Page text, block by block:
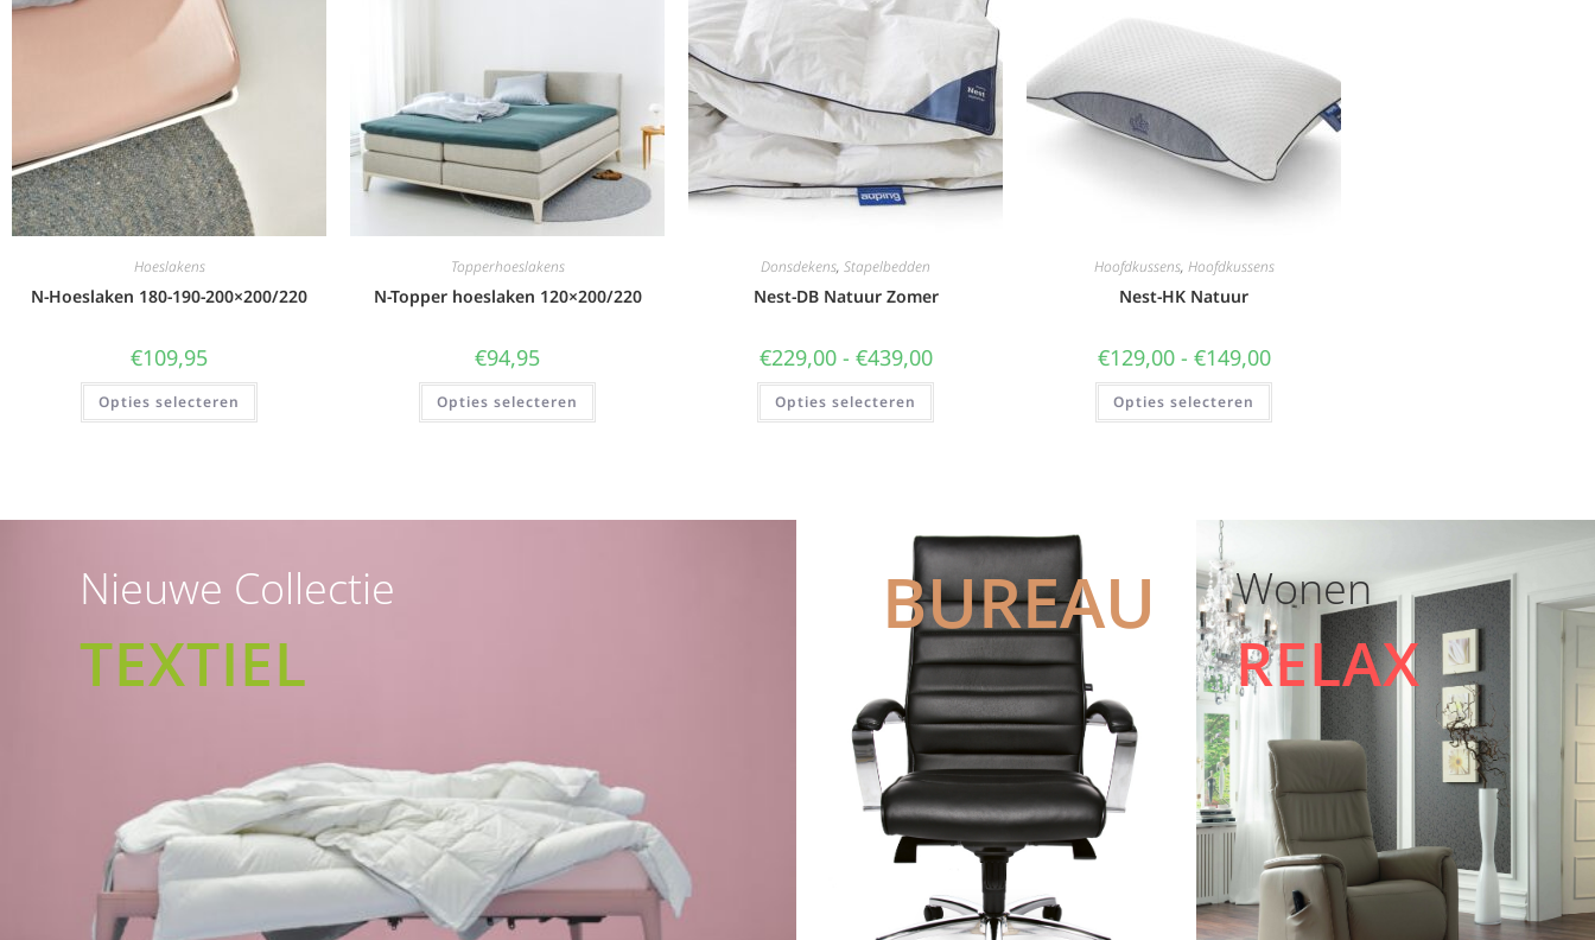
Hoeslakens
N-Hoeslaken 180-190-200×200/220
€109,95
Opties selecteren
Topperhoeslakens
N-Topper hoeslaken 120×200/220
€94,95
Opties selecteren
Donsdekens, Stapelbedden
Nest-DB Natuur Zomer
€229,00 - €439,00
Opties selecteren
Hoofdkussens, Hoofdkussens
Nest-HK Natuur
€129,00 - €149,00
Opties selecteren
Nieuwe Collectie
TEXTIEL
BUREAU Wonen
RELAX